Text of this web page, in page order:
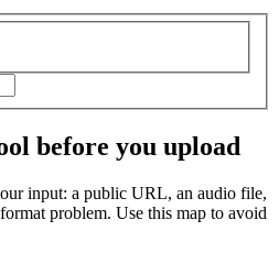
before you upload
input: a public URL, an audio file,
problem. Use this map to avoid